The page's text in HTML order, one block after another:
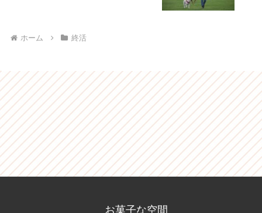
ホーム 終活
お菓子な空間